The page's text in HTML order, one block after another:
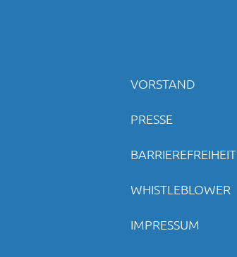
VORSTAND
PRESSE
BARRIEREFREIHEIT
WHISTLEBLOWER
IMPRESSUM